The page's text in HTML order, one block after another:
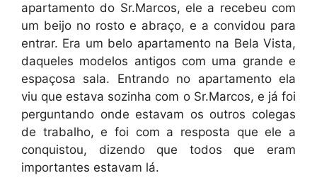
apartamento do Sr.Marcos, ele a recebeu com
um beijo no rosto e abraço, e a convidou para
entrar. Era um belo apartamento na Bela Vista,
daqueles modelos antigos com uma grande e
espaçosa sala. Entrando no apartamento ela
viu que estava sozinha com o Sr.Marcos, e já foi
perguntando onde estavam os outros colegas
de trabalho, e foi com a resposta que ele a
conquistou, dizendo que todos que eram
importantes estavam lá.